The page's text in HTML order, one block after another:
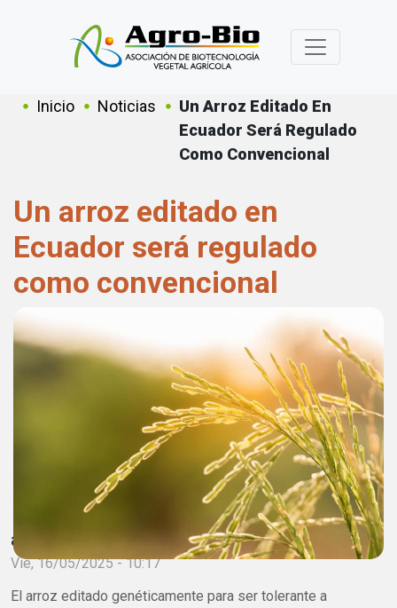
Sobrescribir enlaces de ayuda
Inicio Noticias
Un Arroz Editado En
Ecuador Será Regulado
Como Convencional
Un arroz editado en
Ecuador será regulado
como convencional
adminagrobio
Vie, 16/05/2025 - 10:17
El arroz editado genéticamente para ser tolerante a